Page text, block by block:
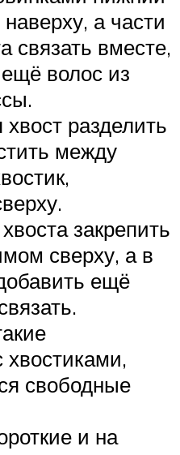
а части
связать вместе,
волос из
разделить
между
закрепить
сверху, а в
ещё
свободные
и на